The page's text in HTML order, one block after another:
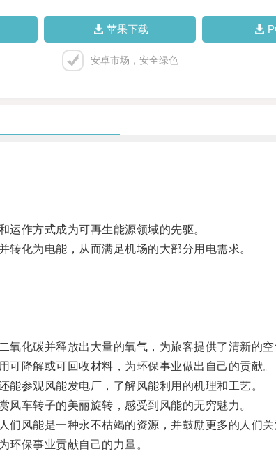
苹果下载
安卓市场，安全绿色
作方式成为可再生能源领域的先驱。
化为电能，从而满足机场的大部分用电需求。
化碳并释放出大量的氧气，为旅客提供了清新的空
降解或可回收材料，为环保事业做出自己的贡献。
参观风能发电厂，了解风能利用的机理和工艺。
车转子的美丽旋转，感受到风能的无穷魅力。
风能是一种永不枯竭的资源，并鼓励更多的人们关
保事业贡献自己的力量。